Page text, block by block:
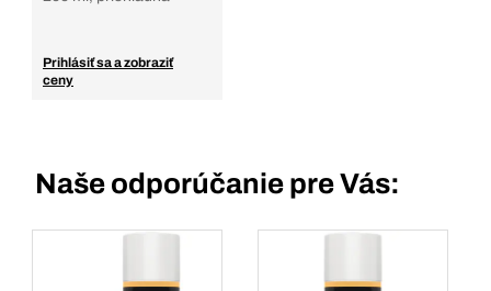
Prihlásiť sa a zobraziť
ceny
Naše odporúčanie pre Vás: